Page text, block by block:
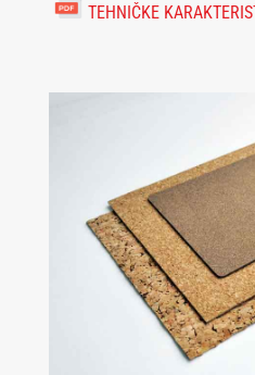
TEHNIČKE